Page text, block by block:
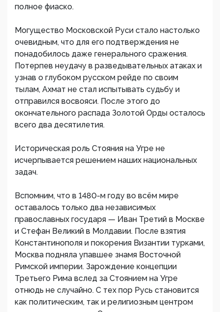
полное фиаско.
Могущество Московской Руси стало настолько
очевидным, что для его подтверждения не
понадобилось даже генерального сражения.
Потерпев неудачу в разведывательных атаках и
узнав о глубоком русском рейде по своим
тылам, Ахмат не стал испытывать судьбу и
отправился восвояси. После этого до
окончательного распада Золотой Орды осталось
всего два десятилетия.
Историческая роль Стояния на Угре не
исчерпывается решением наших национальных
задач.
Вспомним, что в 1480-м году во всём мире
оставалось только два независимых
православных государя — Иван Третий в Москве
и Стефан Великий в Молдавии. После взятия
Константинополя и покорения Византии турками,
Москва подняла упавшее знамя Восточной
Римской империи. Зарождение концепции
Третьего Рима вслед за Стоянием на Угре
отнюдь не случайно. С тех пор Русь становится
как политическим, так и религиозным центром